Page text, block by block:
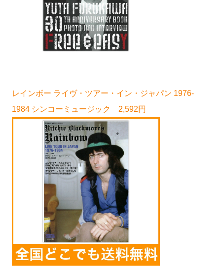
レインボー ライヴ・ツアー・イン・ジャパン 1976-
1984 シンコーミュージック 2,592円